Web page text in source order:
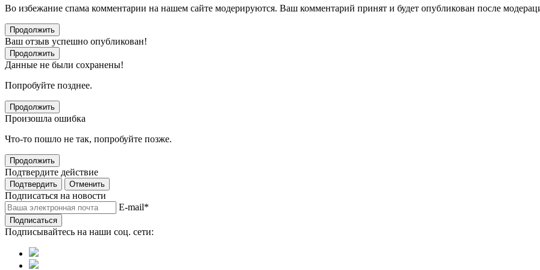
Во избежание спама комментарии на нашем сайте модерируются. Ваш комментарий принят и будет опубликован после
Продолжить
Ваш отзыв успешно опубликован!
Продолжить
Данные не были сохранены!
Попробуйте позднее.
Продолжить
Произошла ошибка
Что-то пошло не так, попробуйте позже.
Продолжить
Подтвердите действие
Подтвердить Отменить
Подписаться на новости
E-mail*
Подписаться
Подписывайтесь на наши соц. сети: